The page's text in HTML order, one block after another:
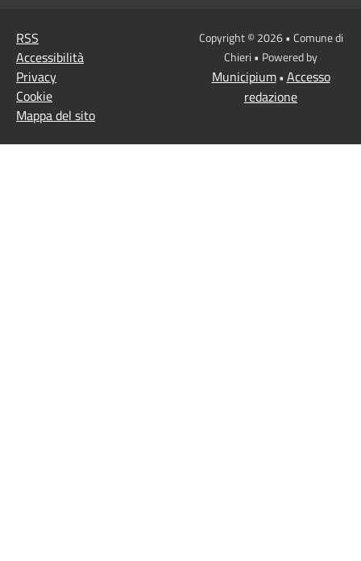
RSS
Accessibilità
Privacy
Cookie
Mappa del sito
Copyright © 2026 • Comune di
Chieri • Powered by
Municipium• Accesso
redazione